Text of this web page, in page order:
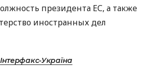
президента ЕС, а также
иностранных дел
Інтерфакс-Україна